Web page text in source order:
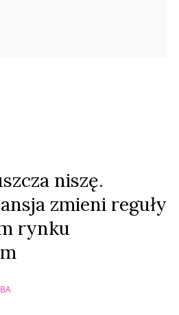
niszę.
zmieni reguły
rynku